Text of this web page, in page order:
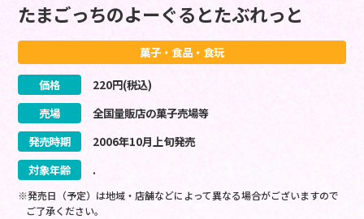
たまごっちのよーぐるとたぶれっと
菓子・食品・食玩
価格 220円(税込)
売場
全国量販店の菓子売場等
発売時期
2006年10月上旬発売
対象年齢
.
※発売日（予定）は地域・店舗などによって異なる場合がございますので
ご了承ください。